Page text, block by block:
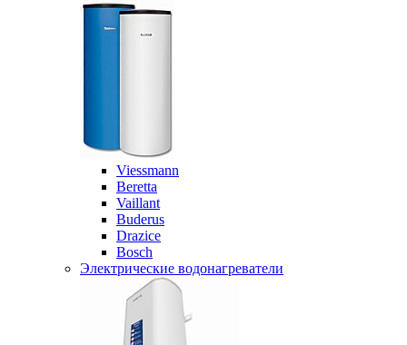
Viessmann
Beretta
Vaillant
Buderus
Drazice
Bosch
Электрические водонагреватели